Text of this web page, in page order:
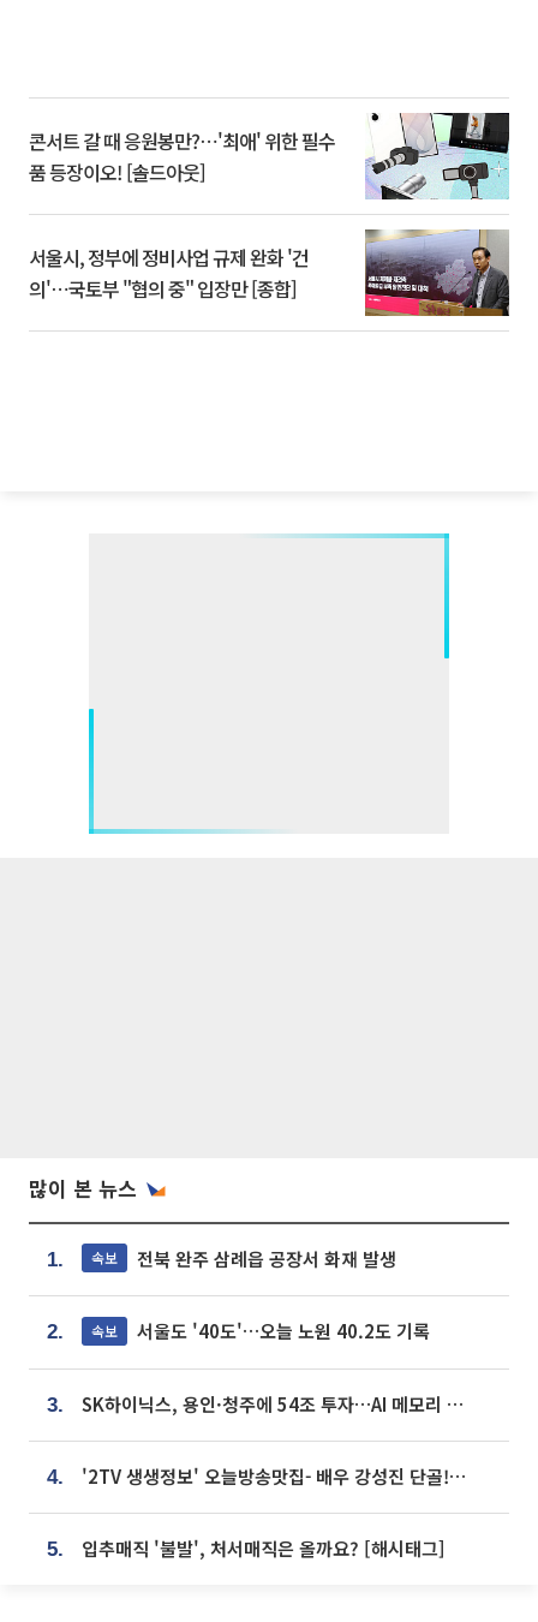
콘서트 갈 때 응원봉만?⋯'최애' 위한 필수
품 등장이오! [솔드아웃]
서울시, 정부에 정비사업 규제 완화 '건
의'⋯국토부 "협의 중" 입장만 [종합]
많이 본 뉴스
1. 속보 전북 완주 삼례읍 공장서 화재 발생
2. 속보 서울도 '40도'…오늘 노원 40.2도 기록
3. SK하이닉스, 용인·청주에 54조 투자…AI 메모리 생산기지 키운다
4. '2TV 생생정보' 오늘방송맛집- 배우 강성진 단골! 쌀국수ㆍ푸팟퐁 커리 맛집 '블○○○'
5. 입추매직 '불발', 처서매직은 올까요? [해시태그]